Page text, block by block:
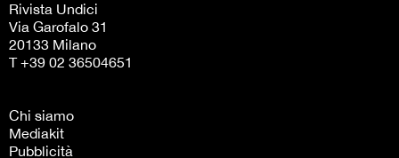
Rivista Undici
Via Garofalo 31
20133 Milano
T +39 02 36504651
Chi siamo
Mediakit
Pubblicità